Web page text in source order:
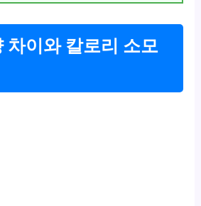
차이와 칼로리 소모